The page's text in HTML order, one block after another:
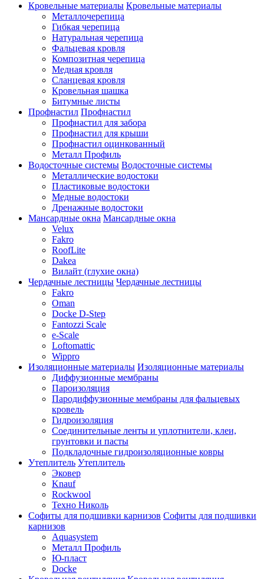
Кровельные материалы Кровельные материалы
Металлочерепица
Гибкая черепица
Натуральная черепица
Фальцевая кровля
Композитная черепица
Медная кровля
Сланцевая кровля
Кровельная шашка
Битумные листы
Профнастил Профнастил
Профнастил для забора
Профнастил для крыши
Профнастил оцинкованный
Металл Профиль
Водосточные системы Водосточные системы
Металлические водостоки
Пластиковые водостоки
Медные водостоки
Дренажные водостоки
Мансардные окна Мансардные окна
Velux
Fakro
RoofLite
Dakea
Вилайт (глухие окна)
Чердачные лестницы Чердачные лестницы
Fakro
Oman
Docke D-Step
Fantozzi Scale
e-Scale
Loftomattic
Wippro
Изоляционные материалы Изоляционные материалы
Диффузионные мембраны
Пароизоляция
Пародиффузионные мембраны для фальцевых
кровель
Гидроизоляция
Соединительные ленты и уплотнители, клеи,
грунтовки и пасты
Подкладочные гидроизоляционные ковры
Утеплитель Утеплитель
Эковер
Knauf
Rockwool
Техно Николь
Софиты для подшивки карнизов Софиты для подшивки
карнизов
Aquasystem
Металл Профиль
Ю-пласт
Docke